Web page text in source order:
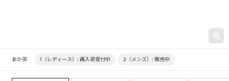
あか茶 1（レディース）: 再入荷受付中 2（メンズ）: 販売中